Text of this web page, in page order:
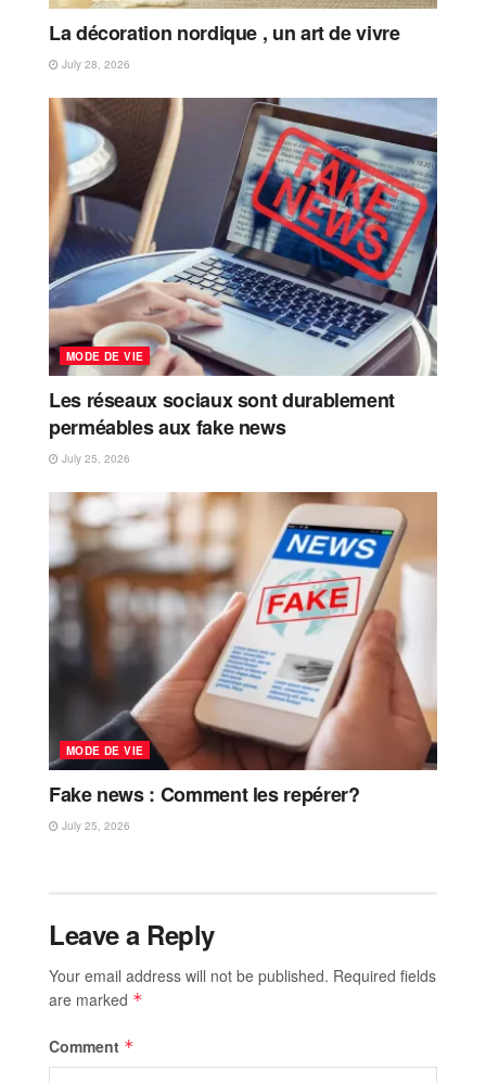
La décoration nordique , un art de vivre
July 28, 2026
MODE DE VIE
Les réseaux sociaux sont durablement
perméables aux fake news
July 25, 2026
MODE DE VIE
Fake news : Comment les repérer?
July 25, 2026
Leave a Reply
Your email address will not be published. Required fields
are marked *
Comment *